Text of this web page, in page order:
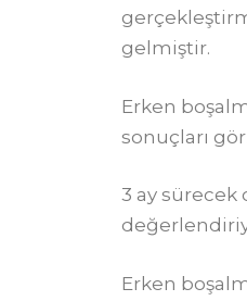
gelmiştir.
Erken
sonuçları
3 ay sürecek
Erken